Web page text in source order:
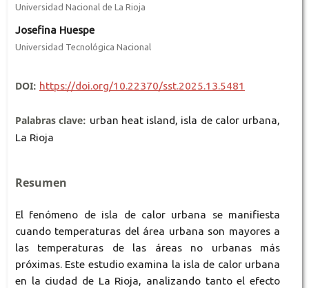
Universidad Nacional de La Rioja
Josefina Huespe
Universidad Tecnológica Nacional
DOI: https://doi.org/10.22370/sst.2025.13.5481
Palabras clave: urban heat island, isla de calor urbana,
La Rioja
Resumen
El fenómeno de isla de calor urbana se manifiesta
cuando temperaturas del área urbana son mayores a
las temperaturas de las áreas no urbanas más
próximas. Este estudio examina la isla de calor urbana
en la ciudad de La Rioja, analizando tanto el efecto